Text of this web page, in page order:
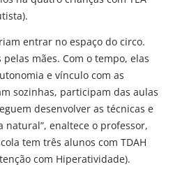
entrar no espaço do circo.
mães. Com o tempo, elas
e vínculo com as
sozinhas, participam das aulas
desenvolver as técnicas e
natural”, enaltece o professor,
tem três alunos com TDAH
com Hiperatividade).